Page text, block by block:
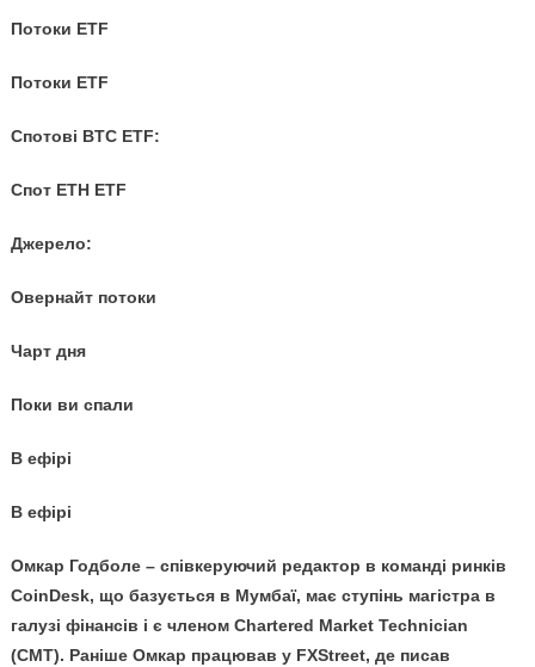
Потоки ETF
Потоки ETF
Спотові BTC ETF:
Спот ETH ETF
Джерело:
Овернайт потоки
Чарт дня
Поки ви спали
В ефірі
В ефірі
Омкар Годболе – співкеруючий редактор в команді ринків
CoinDesk, що базується в Мумбаї, має ступінь магістра в
галузі фінансів і є членом Chartered Market Technician
(CMT). Раніше Омкар працював у FXStreet, де писав